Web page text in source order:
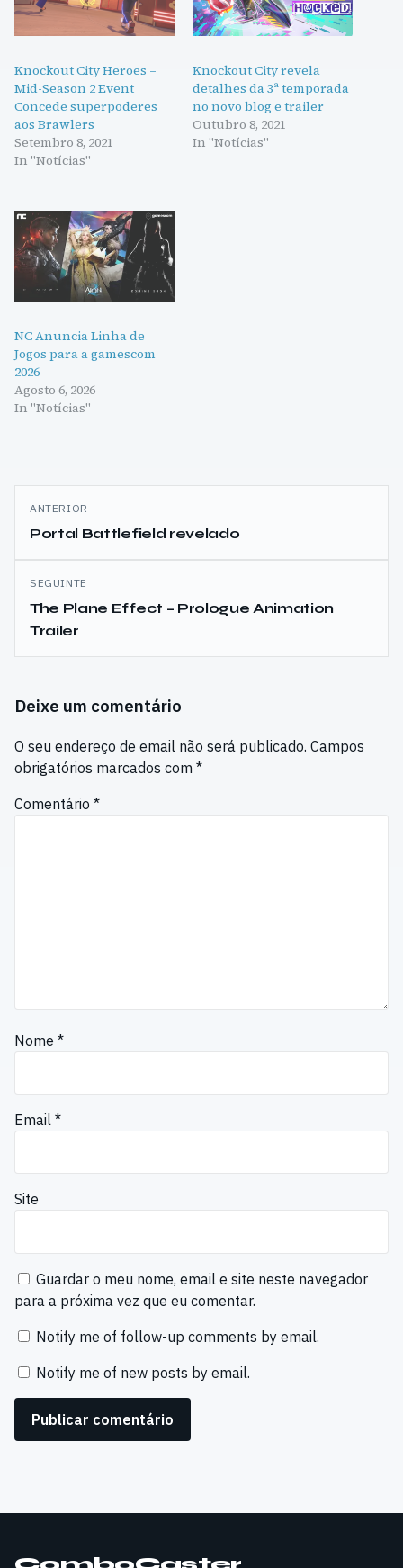
Knockout City Heroes –
Mid-Season 2 Event
Concede superpoderes
aos Brawlers
Setembro 8, 2021
In "Notícias"
Knockout City revela
detalhes da 3ª temporada
no novo blog e trailer
Outubro 8, 2021
In "Notícias"
NC Anuncia Linha de
Jogos para a gamescom
2026
Agosto 6, 2026
In "Notícias"
Navegação
de
artigos
ANTERIOR
Portal Battlefield revelado
SEGUINTE
The Plane Effect – Prologue Animation
Trailer
Deixe um comentário
O seu endereço de email não será publicado. Campos
obrigatórios marcados com *
Comentário *
Nome *
Email *
Site
Guardar o meu nome, email e site neste navegador
para a próxima vez que eu comentar.
Notify me of follow-up comments by email.
Notify me of new posts by email.